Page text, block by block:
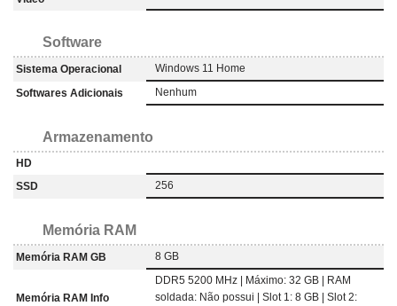
Software
Sistema Operacional
Windows 11 Home
Softwares Adicionais
Nenhum
Armazenamento
HD
SSD
256
Memória RAM
Memória RAM GB 8 GB
Memória RAM Info
DDR5 5200 MHz | Máximo: 32 GB | RAM
soldada: Não possui | Slot 1: 8 GB | Slot 2: